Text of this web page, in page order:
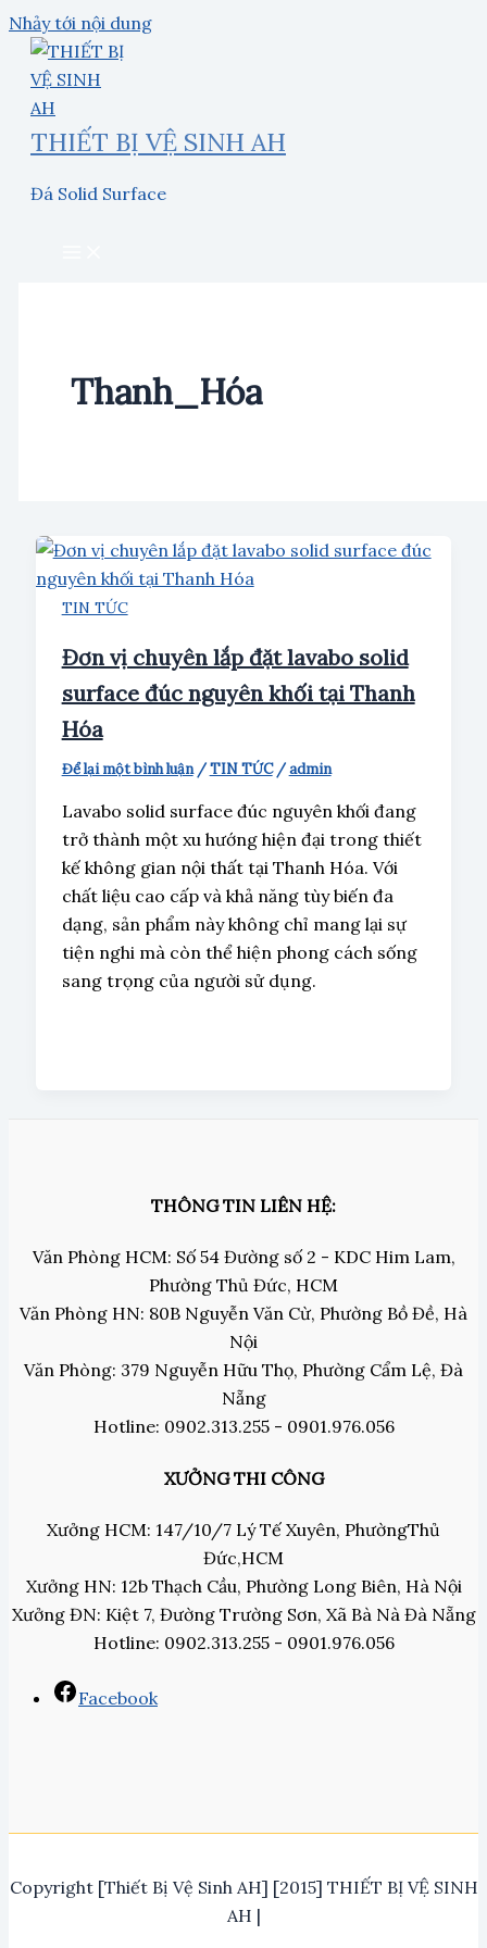
Nhảy tới nội dung
THIẾT BỊ VỆ SINH AH
Đá Solid Surface
Thanh_Hóa
TIN TỨC
Đơn vị chuyên lắp đặt lavabo solid
surface đúc nguyên khối tại Thanh
Hóa
Để lại một bình luận /TIN TỨC/admin
Lavabo solid surface đúc nguyên khối đang
trở thành một xu hướng hiện đại trong thiết
kế không gian nội thất tại Thanh Hóa. Với
chất liệu cao cấp và khả năng tùy biến đa
dạng, sản phẩm này không chỉ mang lại sự
tiện nghi mà còn thể hiện phong cách sống
sang trọng của người sử dụng.
THÔNG TIN LIÊN HỆ:
Văn Phòng HCM: Số 54 Đường số 2 - KDC Him Lam,
Phường Thủ Đức, HCM
Văn Phòng HN: 80B Nguyễn Văn Cừ, Phường Bồ Đề, Hà
Nội
Văn Phòng: 379 Nguyễn Hữu Thọ, Phường Cẩm Lệ, Đà
Nẵng
Hotline: 0902.313.255 - 0901.976.056
XƯỞNG THI CÔNG
Xưởng HCM: 147/10/7 Lý Tế Xuyên, PhườngThủ
Đức,HCM
Xưởng HN: 12b Thạch Cầu, Phường Long Biên, Hà Nội
Xưởng ĐN: Kiệt 7, Đường Trường Sơn, Xã Bà Nà Đà Nẵng
Hotline: 0902.313.255 - 0901.976.056
Facebook
Copyright [Thiết Bị Vệ Sinh AH] [2015] THIẾT BỊ VỆ SINH
AH |